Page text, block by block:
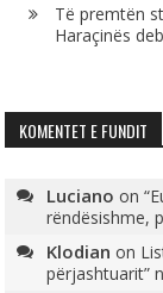
Të premtën
Haraçinës
KOMENTET E FUNDIT
Luciano on
rëndësishme,
Klodian on
përjashtuarit”